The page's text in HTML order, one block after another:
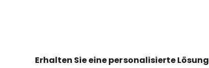
Erhalten Sie eine personalisierte Lösung